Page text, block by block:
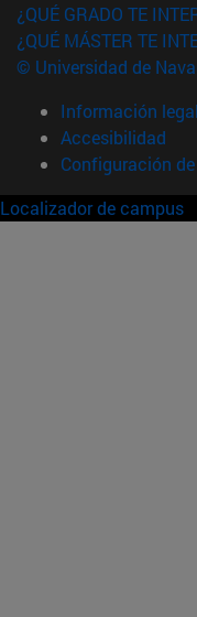
¿QUÉ GRADO TE
¿QUÉ MÁSTER TE
© Universidad de
Información legal
Accesibilidad
Configuración
Localizador de campus